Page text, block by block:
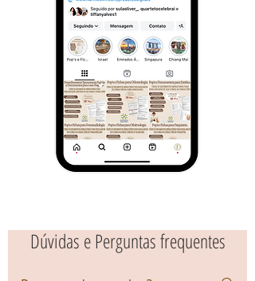
Dúvidas e Perguntas frequentes